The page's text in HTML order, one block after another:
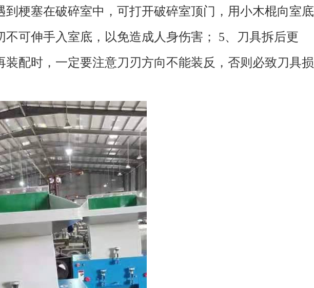
到梗塞在破碎室中，可打开破碎室顶门，用小木棍向室底
不可伸手入室底，以免造成人身伤害； 5、刀具拆后更
装配时，一定要注意刀刃方向不能装反，否则必致刀具损